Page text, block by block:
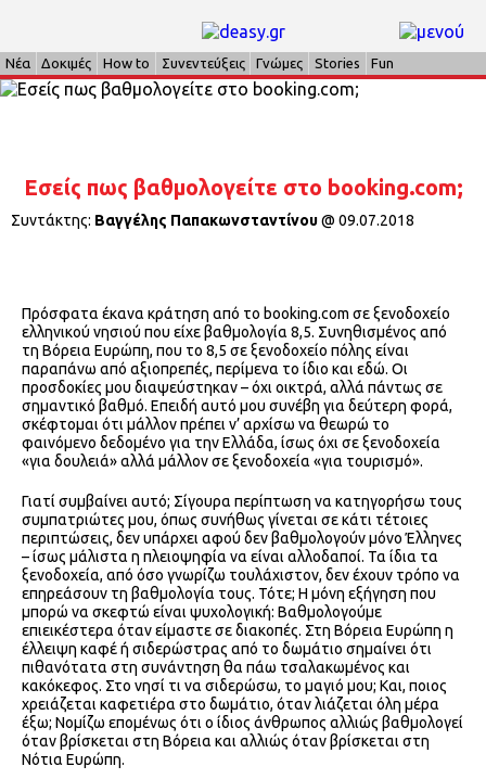
Νέα Δοκιμές How to Συνεντεύξεις Γνώμες Stories Fun
Εσείς πως βαθμολογείτε στο booking.com;
Συντάκτης: Βαγγέλης Παπακωνσταντίνου@ 09.07.2018
Πρόσφατα έκανα κράτηση από το booking.com σε ξενοδοχείο
ελληνικού νησιού που είχε βαθμολογία 8,5. Συνηθισμένος από
τη Βόρεια Ευρώπη, που το 8,5 σε ξενοδοχείο πόλης είναι
παραπάνω από αξιοπρεπές, περίμενα το ίδιο και εδώ. Οι
προσδοκίες μου διαψεύστηκαν – όχι οικτρά, αλλά πάντως σε
σημαντικό βαθμό. Επειδή αυτό μου συνέβη για δεύτερη φορά,
σκέφτομαι ότι μάλλον πρέπει ν’ αρχίσω να θεωρώ το
φαινόμενο δεδομένο για την Ελλάδα, ίσως όχι σε ξενοδοχεία
«για δουλειά» αλλά μάλλον σε ξενοδοχεία «για τουρισμό».
Γιατί συμβαίνει αυτό; Σίγουρα περίπτωση να κατηγορήσω τους
συμπατριώτες μου, όπως συνήθως γίνεται σε κάτι τέτοιες
περιπτώσεις, δεν υπάρχει αφού δεν βαθμολογούν μόνο Έλληνες
– ίσως μάλιστα η πλειοψηφία να είναι αλλοδαποί. Τα ίδια τα
ξενοδοχεία, από όσο γνωρίζω τουλάχιστον, δεν έχουν τρόπο να
επηρεάσουν τη βαθμολογία τους. Τότε; Η μόνη εξήγηση που
μπορώ να σκεφτώ είναι ψυχολογική: Βαθμολογούμε
επιεικέστερα όταν είμαστε σε διακοπές. Στη Βόρεια Ευρώπη η
έλλειψη καφέ ή σιδερώστρας από το δωμάτιο σημαίνει ότι
πιθανότατα στη συνάντηση θα πάω τσαλακωμένος και
κακόκεφος. Στο νησί τι να σιδερώσω, το μαγιό μου; Και, ποιος
χρειάζεται καφετιέρα στο δωμάτιο, όταν λιάζεται όλη μέρα
έξω; Νομίζω επομένως ότι ο ίδιος άνθρωπος αλλιώς βαθμολογεί
όταν βρίσκεται στη Βόρεια και αλλιώς όταν βρίσκεται στη
Νότια Ευρώπη.